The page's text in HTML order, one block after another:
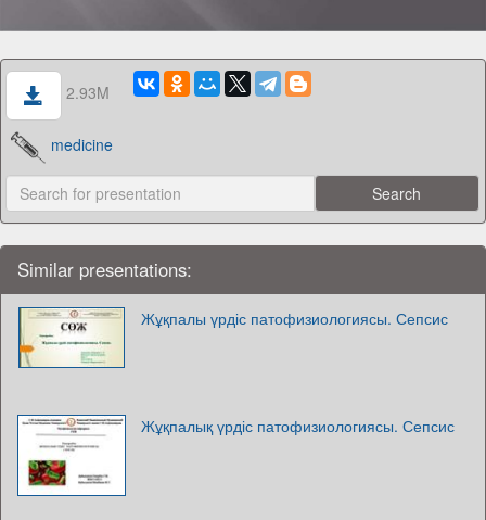
2.93M
medicine
Similar presentations:
Жұқпалы үрдіс патофизиологиясы. Сепсис
Жұқпалық үрдіс патофизиологиясы. Сепсис